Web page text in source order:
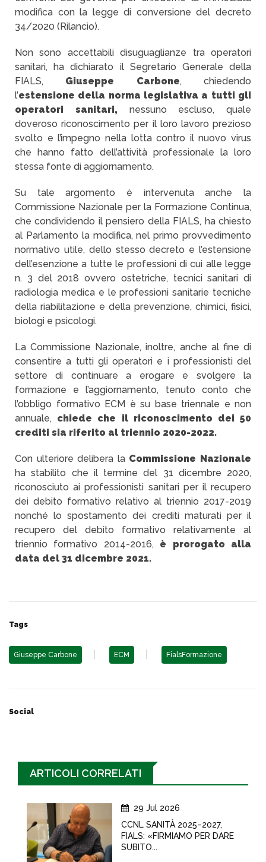
modifica con la legge di conversione del decreto
34/2020 (Rilancio).
Non sono accettabili disuguaglianze tra operatori
sanitari, ha dichiarato il Segretario Generale della
FIALS, Giuseppe Carbone, chiedendo
l’estensione della norma legislativa a tutti gli
operatori sanitari,nessuno escluso, quale
doveroso riconoscimento per il loro lavoro prezioso
svolto e l’impegno nella lotta contro il nuovo virus
che hanno fatto dell’attività professionale la loro
stessa fonte di aggiornamento.
Su tale argomento è intervenuta anche la
Commissione Nazionale per la Formazione Continua,
che condividendo il pensiero della FIALS, ha chiesto
al Parlamento la modifica, nel primo provvedimento
normativo utile, dello stesso decreto e l’estensione
dell’esenzione a tutte le professioni di cui alle legge
n. 3 del 2018 ovvero ostetriche, tecnici sanitari di
radiologia medica e le professioni sanitarie tecniche
della riabilitazione e della prevenzione, chimici, fisici,
biologi e psicologi.
La Commissione Nazionale, inoltre, anche al fine di
consentire a tutti gli operatori e i professionisti del
settore di continuare a erogare e svolgere la
formazione e l’aggiornamento, tenuto conto che
l’obbligo formativo ECM è su base triennale e non
annuale, chiede che il riconoscimento dei 50
crediti sia riferito al triennio 2020-2022.
Con ulteriore delibera la Commissione Nazionale
ha stabilito che il termine del 31 dicembre 2020,
riconosciuto ai professionisti sanitari per il recupero
dei debito formativo relativo al triennio 2017-2019
nonché lo spostamento dei crediti maturati per il
recupero del debito formativo relativamente al
triennio formativo 2014-2016, è prorogato alla
data del 31 dicembre 2021.
Tags
Giuseppe Carbone ECM FialsFormazione
Social
ARTICOLI CORRELATI
29 Jul 2026
CCNL SANITÀ 2025–2027,
FIALS: «FIRMIAMO PER DARE
SUBITO...